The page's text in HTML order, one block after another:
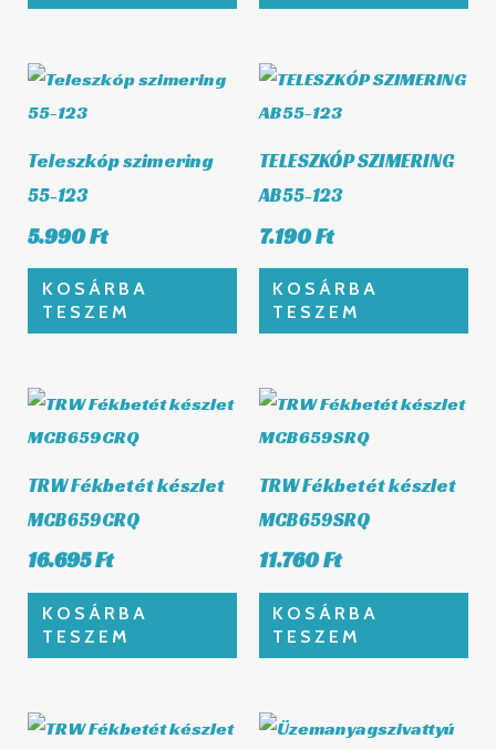
Teleszkóp szimering
55-123
5.990Ft
KOSÁRBA
TESZEM
TELESZKÓP SZIMERING
AB55-123
7.190Ft
KOSÁRBA
TESZEM
TRW Fékbetét készlet
MCB659CRQ
16.695Ft
KOSÁRBA
TESZEM
TRW Fékbetét készlet
MCB659SRQ
11.760Ft
KOSÁRBA
TESZEM